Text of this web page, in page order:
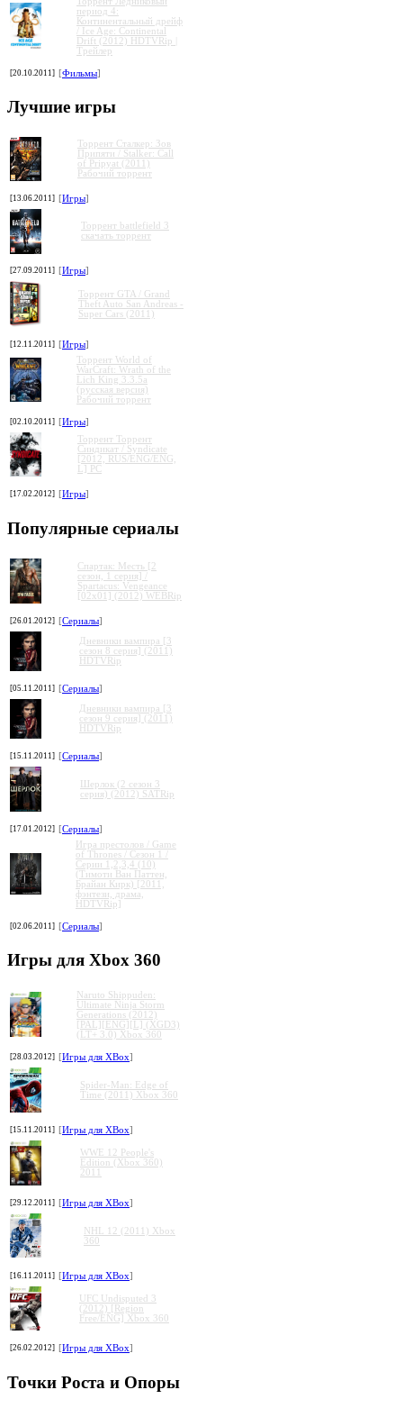
период 4:
Континентальный дрейф
/ Ice Age: Continental
Drift (2012) HDTVRip |
Трейлер
[20.10.2011] [Фильмы]
Лучшие игры
Торрент Сталкер: Зов
Припяти / Stalker: Call
of Pripyat (2011)
Рабочий торрент
[13.06.2011] [Игры]
Торрент battlefield 3
скачать торрент
[27.09.2011] [Игры]
Торрент GTA / Grand
Theft Auto San Andreas -
Super Cars (2011)
[12.11.2011] [Игры]
Торрент World of
WarCraft: Wrath of the
Lich King 3.3.5a
(русская версия)
Рабочий торрент
[02.10.2011] [Игры]
Торрент Торрент
Cиндикат / Syndicate
[2012, RUS/ENG/ENG,
L] PC
[17.02.2012] [Игры]
Популярные сериалы
Спартак: Месть [2
сезон, 1 серия] /
Spartacus: Vengeance
[02x01] (2012) WEBRip
[26.01.2012] [Сериалы]
Дневники вампира [3
сезон 8 серия] (2011)
HDTVRip
[05.11.2011] [Сериалы]
Дневники вампира [3
сезон 9 серия] (2011)
HDTVRip
[15.11.2011] [Сериалы]
Шерлок (2 сезон 3
серия) (2012) SATRip
[17.01.2012] [Сериалы]
Игра престолов / Game
of Thrones / Сезон 1 /
Серии 1,2,3,4 (10)
(Тимоти Ван Паттен,
Брайан Кирк) [2011,
фэнтези, драма,
HDTVRip]
[02.06.2011] [Сериалы]
Игры для Xbox 360
Naruto Shippuden:
Ultimate Ninja Storm
Generations (2012)
[PAL][ENG][L] (XGD3)
(LT+ 3.0) Xbox 360
[28.03.2012] [Игры для XBox]
Spider-Man: Edge of
Time (2011) Xbox 360
[15.11.2011] [Игры для XBox]
WWE 12 People's
Edition (Xbox 360)
2011
[29.12.2011] [Игры для XBox]
NHL 12 (2011) Xbox
360
[16.11.2011] [Игры для XBox]
UFC Undisputed 3
(2012) [Region
Free/ENG] Xbox 360
[26.02.2012] [Игры для XBox]
Точки Роста и Опоры